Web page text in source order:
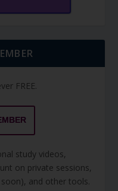
FREE.
study videos,
on private sessions,
and other tools.